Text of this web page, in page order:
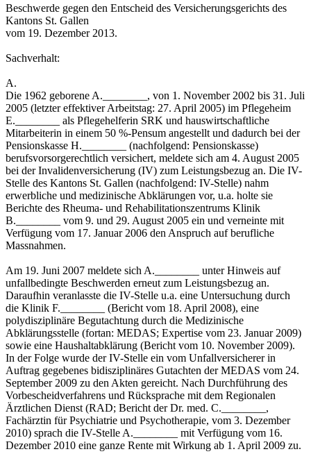
Beschwerde gegen den Entscheid des Versicherungsgerichts des
Kantons St. Gallen
vom 19. Dezember 2013.
Sachverhalt:
A.
Die 1962 geborene A.________, von 1. November 2002 bis 31. Juli
2005 (letzter effektiver Arbeitstag: 27. April 2005) im Pflegeheim
E.________ als Pflegehelferin SRK und hauswirtschaftliche
Mitarbeiterin in einem 50 %-Pensum angestellt und dadurch bei der
Pensionskasse H.________ (nachfolgend: Pensionskasse)
berufsvorsorgerechtlich versichert, meldete sich am 4. August 2005
bei der Invalidenversicherung (IV) zum Leistungsbezug an. Die IV-
Stelle des Kantons St. Gallen (nachfolgend: IV-Stelle) nahm
erwerbliche und medizinische Abklärungen vor, u.a. holte sie
Berichte des Rheuma- und Rehabilitationszentrums Klinik
B.________ vom 9. und 29. August 2005 ein und verneinte mit
Verfügung vom 17. Januar 2006 den Anspruch auf berufliche
Massnahmen.
Am 19. Juni 2007 meldete sich A.________ unter Hinweis auf
unfallbedingte Beschwerden erneut zum Leistungsbezug an.
Daraufhin veranlasste die IV-Stelle u.a. eine Untersuchung durch
die Klinik F.________ (Bericht vom 18. April 2008), eine
polydisziplinäre Begutachtung durch die Medizinische
Abklärungsstelle (fortan: MEDAS; Expertise vom 23. Januar 2009)
sowie eine Haushaltabklärung (Bericht vom 10. November 2009).
In der Folge wurde der IV-Stelle ein vom Unfallversicherer in
Auftrag gegebenes bidisziplinäres Gutachten der MEDAS vom 24.
September 2009 zu den Akten gereicht. Nach Durchführung des
Vorbescheidverfahrens und Rücksprache mit dem Regionalen
Ärztlichen Dienst (RAD; Bericht der Dr. med. C.________,
Fachärztin für Psychiatrie und Psychotherapie, vom 3. Dezember
2010) sprach die IV-Stelle A.________ mit Verfügung vom 16.
Dezember 2010 eine ganze Rente mit Wirkung ab 1. April 2009 zu.